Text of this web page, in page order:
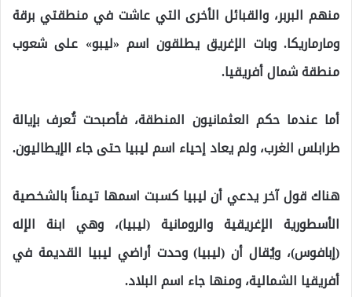
منهم البربر، والقبائل الأخرى التي عاشت في منطقتي برقة
ومارماريكا. وبات الإغريق يطلقون اسم «ليبو» على شعوب
منطقة شمال أفريقيا.
أما عندما حكم العثمانيون المنطقة، فأصبحت تُعرف بإيالة
طرابلس الغرب، ولم يعاد إحياء اسم ليبيا حتى جاء الإيطاليون.
هناك قول آخر يدعي أن ليبيا كسبت اسمها تيمناً بالشخصية
الأسطورية الإغريقية والرومانية (ليبيا)، وهي ابنة الإله
(إبافوس)، ويُقال أن (ليبيا) وحدت أراضي ليبيا القديمة في
أفريقيا الشمالية، ومنها جاء اسم البلاد.